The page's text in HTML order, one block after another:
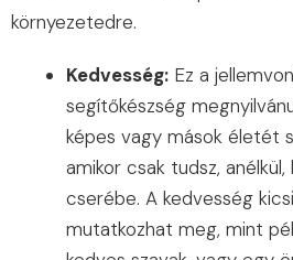
környezetedre.
Kedvesség: Ez a
segítőkészség
képes vagy mások életét
amikor csak tudsz,
cserébe. A kedvesség
mutatkozhat meg, mint